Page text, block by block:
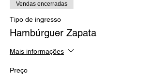
Vendas encerradas
Tipo de ingresso
Hambúrguer Zapata
Mais informações
Preço